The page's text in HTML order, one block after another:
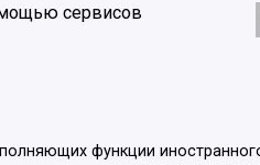
сервисов
функции